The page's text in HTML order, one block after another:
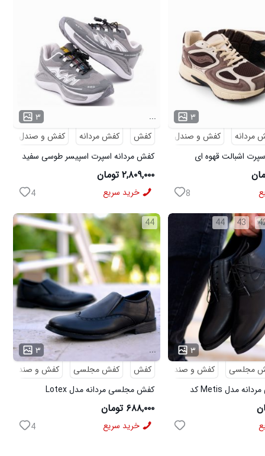
۳
مردانه
کفش و صندل
اشبالت قهوه ای
8
۳
...
کفش
کفش مردانه
کفش و صندل
کفش مردانه اسپرت اسپیسر طوسی سفید
Salamon مدل 50728
۲,۸۰۹,۰۰۰ تومان
خرید سریع 4
43
44
۳
مجلسی
کفش و صندل
کفش مجلسی مردانه مدل Metis کد
44
۳
...
کفش
کفش مجلسی
کفش و صندل
کفش مجلسی مردانه مدل Lotex
کد6330
۶۸۸,۰۰۰ تومان
خرید سریع 4